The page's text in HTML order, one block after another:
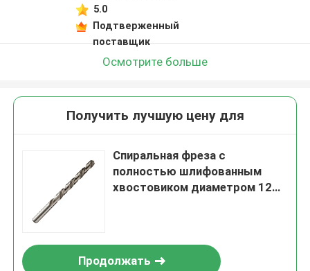
5.0
Подтверженный
поставщик
Осмотрите больше
Получить лучшую цену для
Спиральная фреза с
полностью шлифованным
хвостовиком диаметром 12
Продолжать